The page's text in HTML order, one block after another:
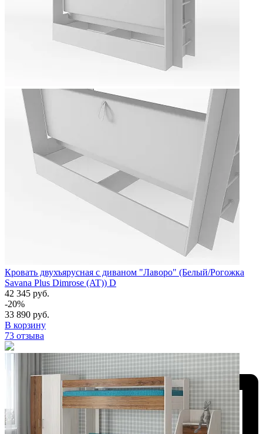
Кровать двухъярусная с диваном "Лаворо" (Белый/Рогожка
Savana Plus Dimrose (AT)) D
42 345 руб.
-20%
33 890 руб.
В корзину
73 отзыва